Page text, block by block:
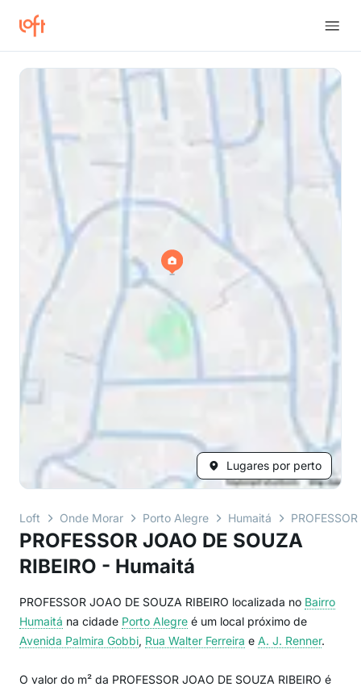
Lugares por perto
Loft Onde Morar Porto Alegre Humaitá
PROFESSOR JOAO DE SOUZA
RIBEIRO - Humaitá
PROFESSOR JOAO DE SOUZA RIBEIRO localizada no Bairro
Humaitá na cidade Porto Alegre é um local próximo de
Avenida Palmira Gobbi, Rua Walter Ferreira e A. J. Renner.
O valor do m² da PROFESSOR JOAO DE SOUZA RIBEIRO é